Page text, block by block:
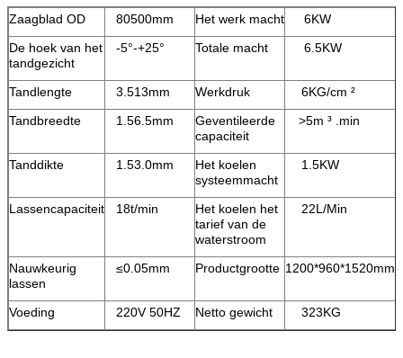
Zaagblad OD 80500mm Het werk macht
6KW
De hoek van het
tandgezicht
-5°-+25° Totale macht 6.5KW
Tandlengte 3.513mm Werkdruk
6KG/cm ²
Tandbreedte
1.56.5mm
Geventileerde
capaciteit
>5m ³ .min
Tanddikte 1.53.0mm
Het koelen
systeemmacht
1.5KW
Lassencapaciteit 18t/min
Het koelen het
tarief van de
waterstroom
22L/Min
Nauwkeurig
lassen
≤0.05mm Productgrootte 1200*960*1520mm
Voeding 220V 50HZ Netto gewicht 323KG